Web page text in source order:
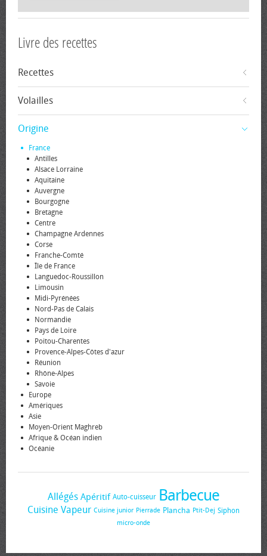
Livre des recettes
Recettes
Volailles
Origine
France
Antilles
Alsace Lorraine
Aquitaine
Auvergne
Bourgogne
Bretagne
Centre
Champagne Ardennes
Corse
Franche-Comté
Île de France
Languedoc-Roussillon
Limousin
Midi-Pyrénées
Nord-Pas de Calais
Normandie
Pays de Loire
Poitou-Charentes
Provence-Alpes-Côtes d'azur
Réunion
Rhône-Alpes
Savoie
Europe
Amériques
Asie
Moyen-Orient Maghreb
Afrique & Océan indien
Océanie
Allégés Apéritif Auto-cuisseur Barbecue
Cuisine Vapeur Cuisine junior Pierrade Plancha Ptit-Dej Siphon
micro-onde